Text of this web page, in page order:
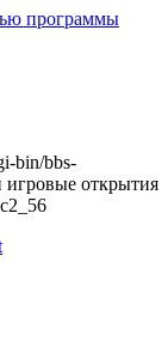
программы
bin/bbs-
игровые открытия